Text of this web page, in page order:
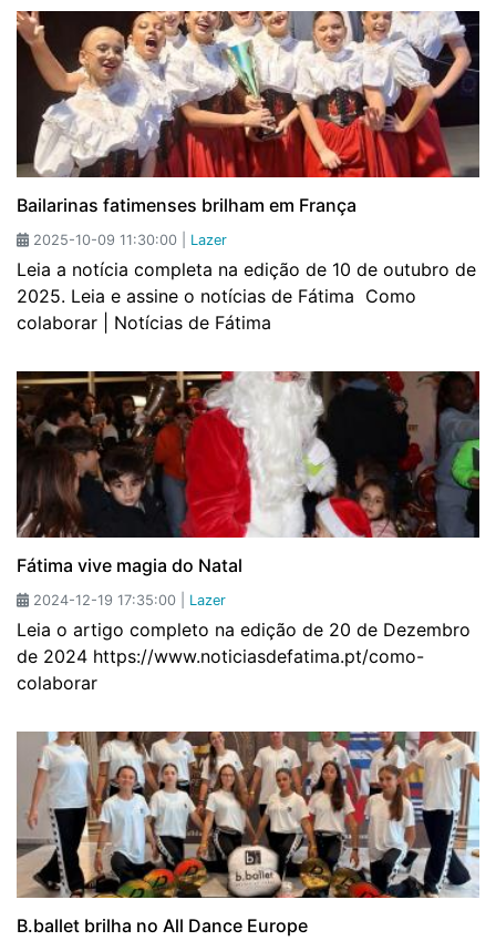
Bailarinas fatimenses brilham em França
2025-10-09 11:30:00 | Lazer
Leia a notícia completa na edição de 10 de outubro de
2025. Leia e assine o notícias de Fátima Como
colaborar | Notícias de Fátima
Fátima vive magia do Natal
2024-12-19 17:35:00 | Lazer
Leia o artigo completo na edição de 20 de Dezembro
de 2024 https://www.noticiasdefatima.pt/como-
colaborar
B.ballet brilha no All Dance Europe